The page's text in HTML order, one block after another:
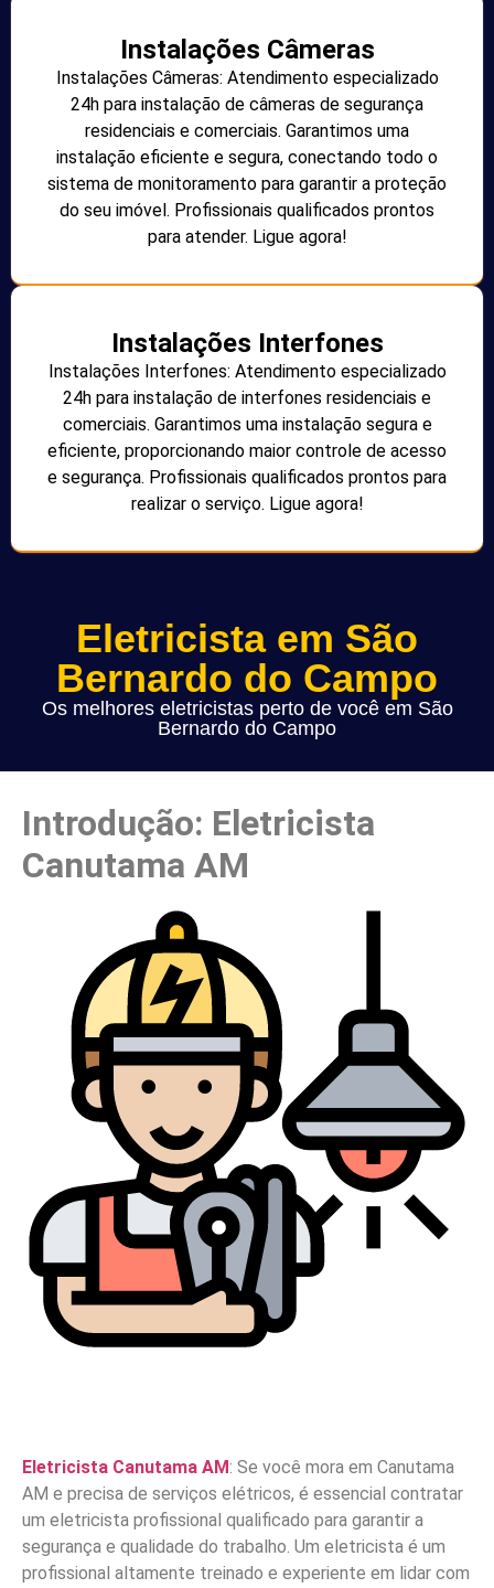
Instalações Câmeras
Instalações Câmeras: Atendimento especializado
24h para instalação de câmeras de segurança
residenciais e comerciais. Garantimos uma
instalação eficiente e segura, conectando todo o
sistema de monitoramento para garantir a proteção
do seu imóvel. Profissionais qualificados prontos
para atender. Ligue agora!
Instalações Interfones
Instalações Interfones: Atendimento especializado
24h para instalação de interfones residenciais e
comerciais. Garantimos uma instalação segura e
eficiente, proporcionando maior controle de acesso
e segurança. Profissionais qualificados prontos para
realizar o serviço. Ligue agora!
Eletricista em São
Bernardo do Campo
Os melhores eletricistas perto de você em São
Bernardo do Campo
Introdução: Eletricista
Canutama AM
Eletricista Canutama AM: Se você mora em Canutama
AM e precisa de serviços elétricos, é essencial contratar
um eletricista profissional qualificado para garantir a
segurança e qualidade do trabalho. Um eletricista é um
profissional altamente treinado e experiente em lidar com